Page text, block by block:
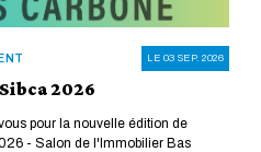
LE 03 SEP. 2026
2026
pour la nouvelle édition de
- Salon de l'Immobilier Bas